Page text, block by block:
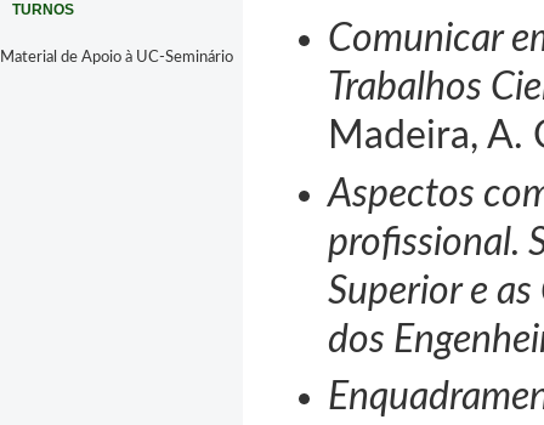
TURNOS
Material de Apoio à UC-Seminário
Comunicar
Trabalhos
Madeira, A.
Aspectos
profissional.
Superior e
dos